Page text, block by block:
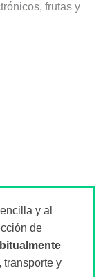
frutas y
y al
de
transporte y